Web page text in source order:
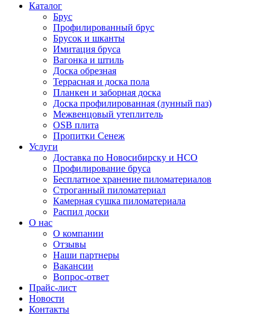
Каталог
Брус
Профилированный брус
Брусок и шканты
Имитация бруса
Вагонка и штиль
Доска обрезная
Террасная и доска пола
Планкен и заборная доска
Доска профилированная (лунный паз)
Межвенцовый утеплитель
OSB плита
Пропитки Сенеж
Услуги
Доставка по Новосибирску и НСО
Профилирование бруса
Бесплатное хранение пиломатериалов
Строганный пиломатериал
Камерная сушка пиломатериала
Распил доски
О нас
О компании
Отзывы
Наши партнеры
Вакансии
Вопрос-ответ
Прайс-лист
Новости
Контакты